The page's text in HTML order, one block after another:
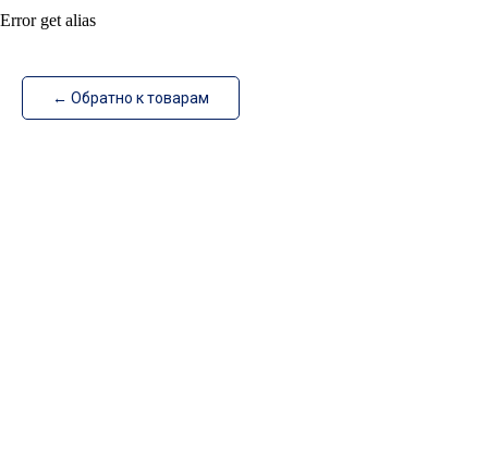
ИзотехПро
← Обратно к товарам
Error get alias